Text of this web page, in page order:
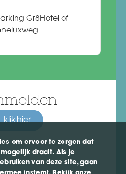
Gr8Hotel of
klik hier
om ervoor te zorgen dat
draait. Als je
van deze site, gaan
instemt. Bekijk onze